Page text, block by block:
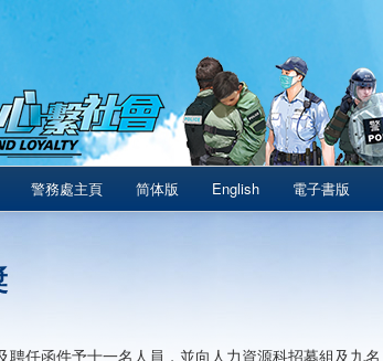
警務處主頁 简体版 English 電子書版
聘任函件予十一名人員，並向人力資源科招募組及九